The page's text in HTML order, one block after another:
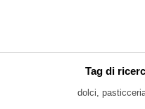
Tag di
dolci,